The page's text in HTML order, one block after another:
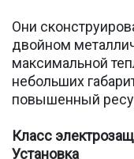
Они
двойном
максимальной
небольших
повышенный
Класс
Установка